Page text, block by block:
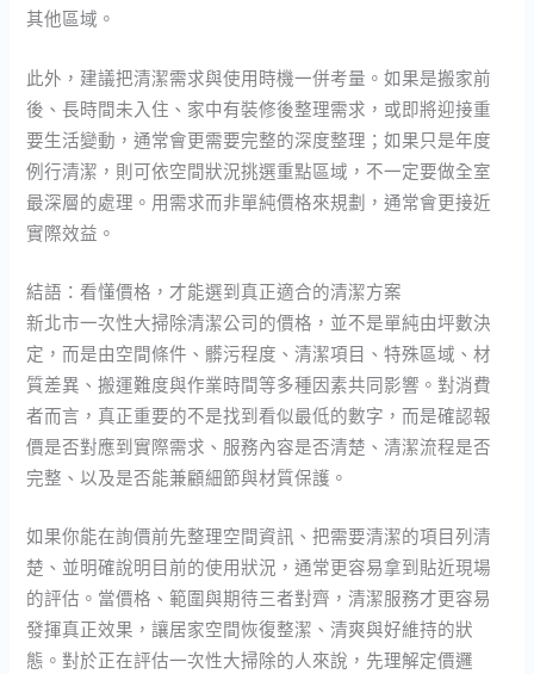
其他區域。
此外，建議把清潔需求與使用時機一併考量。如果是搬家前
後、長時間未入住、家中有裝修後整理需求，或即將迎接重
要生活變動，通常會更需要完整的深度整理；如果只是年度
例行清潔，則可依空間狀況挑選重點區域，不一定要做全室
最深層的處理。用需求而非單純價格來規劃，通常會更接近
實際效益。
結語：看懂價格，才能選到真正適合的清潔方案
新北市一次性大掃除清潔公司的價格，並不是單純由坪數決
定，而是由空間條件、髒污程度、清潔項目、特殊區域、材
質差異、搬運難度與作業時間等多種因素共同影響。對消費
者而言，真正重要的不是找到看似最低的數字，而是確認報
價是否對應到實際需求、服務內容是否清楚、清潔流程是否
完整、以及是否能兼顧細節與材質保護。
如果你能在詢價前先整理空間資訊、把需要清潔的項目列清
楚、並明確說明目前的使用狀況，通常更容易拿到貼近現場
的評估。當價格、範圍與期待三者對齊，清潔服務才更容易
發揮真正效果，讓居家空間恢復整潔、清爽與好維持的狀
態。對於正在評估一次性大掃除的人來說，先理解定價邏